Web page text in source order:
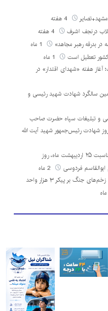
درنجف اشرف
بدرقه رهبر مجاهد»
هفته «شهدای اقتدار» در
سالگرد شهادت شهید رئیسی و
و تبلیغات سپاه حضرت صاحب
شهادت رئیس‌جمهور شهید آیت الله
پیام آیت الله سیّدمجتبی خامنه‌ای به مناسبت ۲۵ اردیبهشت ماه، روز
فردوسی
از سنگر دفاع تا میدان سازندگی؛ ترمیم زخم‌های جنگ بر پیکر ۳ هزار واحد